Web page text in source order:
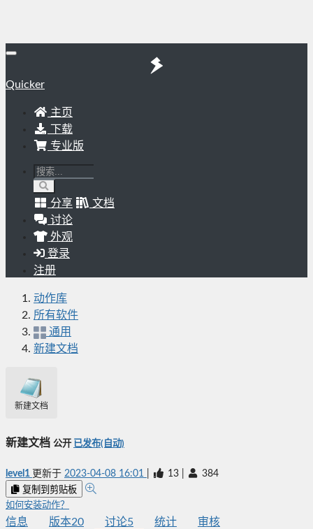
Quicker
主页
下载
专业版
分享
文档
讨论
外观
登录
注册
动作库
所有软件
通用
新建文档
新建文档
新建文档 公开 已发布(自动)
level1 更新于 2023-04-08 16:01 13 384
复制到剪贴板
如何安装动作？
信息 版本20 讨论5 统计
审核